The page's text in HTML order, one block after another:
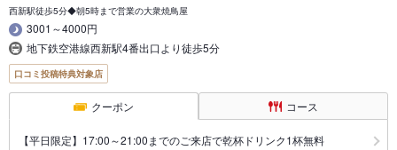
西新駅徒歩5分◆朝5時まで営業の大衆焼鳥屋
3001～4000円
地下鉄空港線西新駅4番出口より徒歩5分
口コミ投稿特典対象店
クーポン コース
【平日限定】17:00～21:00までのご来店で乾杯ドリンク1杯無料